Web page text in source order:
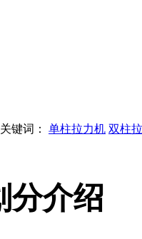
键词： 单柱拉力机 双柱
分介绍